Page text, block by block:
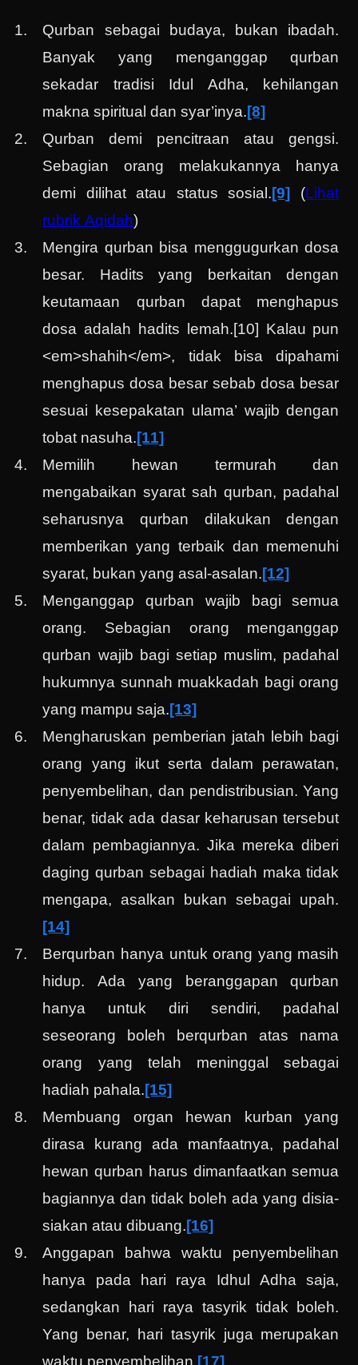
Qurban sebagai budaya, bukan ibadah.
Banyak yang menganggap qurban
sekadar tradisi Idul Adha, kehilangan
makna spiritual dan syar’inya.[8]
Qurban demi pencitraan atau gengsi.
Sebagian orang melakukannya hanya
demi dilihat atau status sosial.[9] (Lihat
rubrik Aqidah)
Mengira qurban bisa menggugurkan dosa
besar. Hadits yang berkaitan dengan
keutamaan qurban dapat menghapus
dosa adalah hadits lemah.[10] Kalau pun
<em>shahih</em>, tidak bisa dipahami
menghapus dosa besar sebab dosa besar
sesuai kesepakatan ulama’ wajib dengan
tobat nasuha.[11]
Memilih hewan termurah dan
mengabaikan syarat sah qurban, padahal
seharusnya qurban dilakukan dengan
memberikan yang terbaik dan memenuhi
syarat, bukan yang asal-asalan.[12]
Menganggap qurban wajib bagi semua
orang. Sebagian orang menganggap
qurban wajib bagi setiap muslim, padahal
hukumnya sunnah muakkadah bagi orang
yang mampu saja.[13]
Mengharuskan pemberian jatah lebih bagi
orang yang ikut serta dalam perawatan,
penyembelihan, dan pendistribusian. Yang
benar, tidak ada dasar keharusan tersebut
dalam pembagiannya. Jika mereka diberi
daging qurban sebagai hadiah maka tidak
mengapa, asalkan bukan sebagai upah.
[14]
Berqurban hanya untuk orang yang masih
hidup. Ada yang beranggapan qurban
hanya untuk diri sendiri, padahal
seseorang boleh berqurban atas nama
orang yang telah meninggal sebagai
hadiah pahala.[15]
Membuang organ hewan kurban yang
dirasa kurang ada manfaatnya, padahal
hewan qurban harus dimanfaatkan semua
bagiannya dan tidak boleh ada yang disia-
siakan atau dibuang.[16]
Anggapan bahwa waktu penyembelihan
hanya pada hari raya Idhul Adha saja,
sedangkan hari raya tasyrik tidak boleh.
Yang benar, hari tasyrik juga merupakan
waktu penyembelihan. [17]